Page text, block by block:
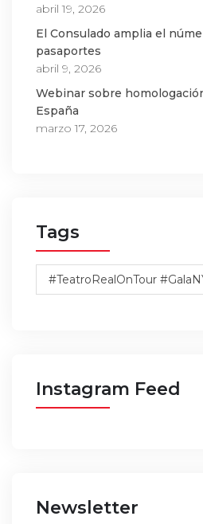
abril 19, 2026
El Consulado amplia el
pasaportes
abril 9, 2026
Webinar sobre
España
marzo 17, 2026
Tags
#TeatroRealOnTour
Instagram Feed
Newsletter